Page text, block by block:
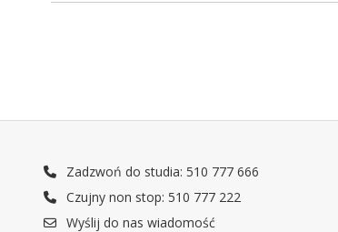
Zadzwoń do studia: 510 777 666
Czujny non stop: 510 777 222
Wyślij do nas wiadomość